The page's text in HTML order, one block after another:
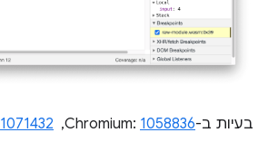
בעיות ב-Chromium:1058836
, ‏
1071432